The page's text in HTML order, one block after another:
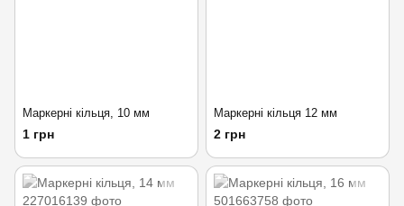
Маркерні кільця, 10 мм
1 грн
Маркерні кільця 12 мм
2 грн